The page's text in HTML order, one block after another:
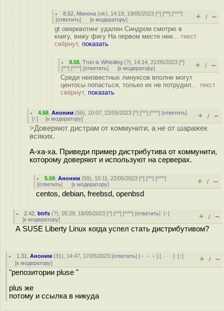
8.52 Минона (ok), 14:19, 19/05/2023 [^] [^^] [^^^]
[ответить] [к модератору] + / –
gt оверквотинг удален Синдром смотрю в
книгу, вижу фигу На первом месте неи... текст
свёрнут, показать
9.55 ,Tron is Whistling (?), 14:14, 21/05/2023 [^]
[^^] [^^^] [ответить] [к модератору] + / –
Среди неизвестных линуксов вполне могут
центосы попасться, только их не потрудил... текст
свёрнут, показать
4.58 ,Аноним (56), 10:07, 22/05/2023 [^] [^^] [^^^] [ответить]
[↑] [к модератору] + / –
>Доверяют дистрам от коммунити, а не от шаражек
всяких.
А-ха-ха. Приведи пример дистрибутива от коммунити,
которому доверяют и используют на серверах.
5.59 ,Аноним (59), 10:11, 22/05/2023 [^] [^^] [^^^]
[ответить] [к модератору] + / –
centos, debian, freebsd, openbsd
2.42 ,btrfs (?), 05:29, 18/05/2023 [^] [^^] [^^^] [ответить][↑]
[к модератору] + / –
А SUSE Liberty Linux когда успел стать дистрибутивом?
1.31 ,Аноним (31), 14:47, 17/05/2023 [ответить] [ ﹢﹢﹢] [ · · ·][↑]
[к модератору] + / –
"репозитории pluse "
plus же
потому и ссылка в никуда